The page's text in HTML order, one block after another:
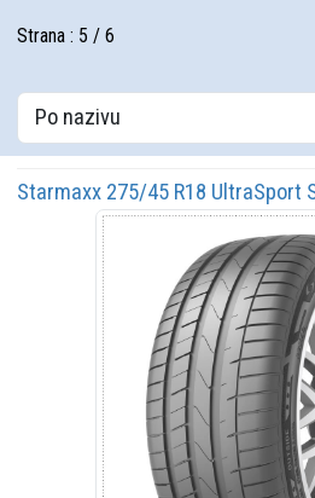
Strana : 5 / 6
Starmaxx 275/45 R18 UltraSport